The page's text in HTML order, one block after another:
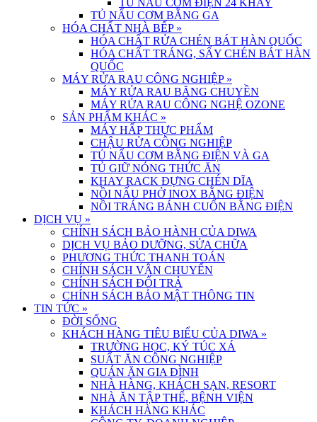
TỦ NẤU CƠM ĐIỆN 24 KHAY
TỦ NẤU CƠM BẰNG GA
HÓA CHẤT NHÀ BẾP »
HÓA CHẤT RỬA CHÉN BÁT HÀN QUỐC
HÓA CHẤT TRÁNG, SẤY CHÉN BÁT HÀN
QUỐC
MÁY RỬA RAU CÔNG NGHIỆP »
MÁY RỬA RAU BĂNG CHUYỀN
MÁY RỬA RAU CÔNG NGHỆ OZONE
SẢN PHẨM KHÁC »
MÁY HẤP THỰC PHẨM
CHẬU RỬA CÔNG NGHIỆP
TỦ NẤU CƠM BẰNG ĐIỆN VÀ GA
TỦ GIỮ NÓNG THỨC ĂN
KHAY RACK ĐỰNG CHÉN DĨA
NỒI NẤU PHỞ INOX BẰNG ĐIỆN
NỒI TRÁNG BÁNH CUỐN BẰNG ĐIỆN
DỊCH VỤ »
CHÍNH SÁCH BẢO HÀNH CỦA DIWA
DỊCH VỤ BẢO DƯỠNG, SỬA CHỮA
PHƯƠNG THỨC THANH TOÁN
CHÍNH SÁCH VẬN CHUYỂN
CHÍNH SÁCH ĐỔI TRẢ
CHÍNH SÁCH BẢO MẬT THÔNG TIN
TIN TỨC »
ĐỜI SỐNG
KHÁCH HÀNG TIÊU BIỂU CỦA DIWA »
TRƯỜNG HỌC, KÝ TÚC XÁ
SUẤT ĂN CÔNG NGHIỆP
QUÁN ĂN GIA ĐÌNH
NHÀ HÀNG, KHÁCH SẠN, RESORT
NHÀ ĂN TẬP THỂ, BỆNH VIỆN
KHÁCH HÀNG KHÁC